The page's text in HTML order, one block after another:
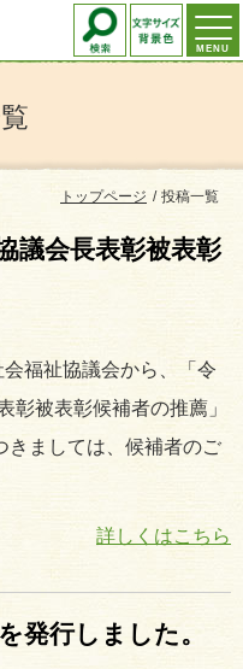
MENU
トップページ 投稿一覧
議会長表彰被表彰
福祉協議会から、「令
彰被表彰候補者の推薦」
ましては、候補者のご
詳しくはこちら
発行しました。